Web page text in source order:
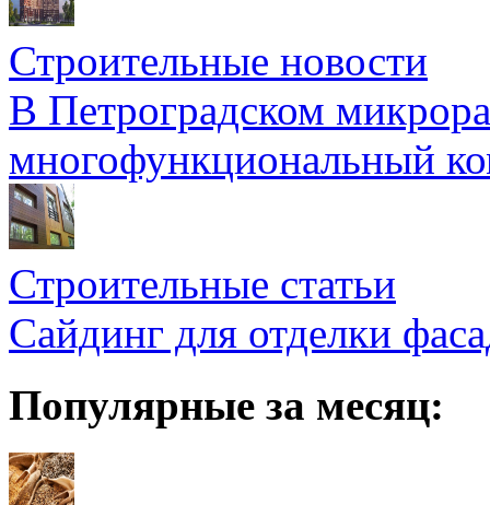
Строительные новости
В Петроградском
многофункциональный
Строительные статьи
Сайдинг для отделки
Популярные за месяц: